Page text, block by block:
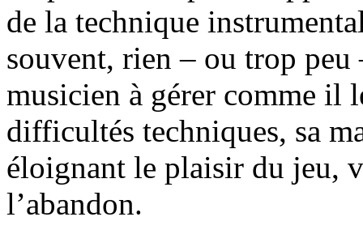
de la technique
souvent, rien – ou trop peu
musicien à gérer comme il
difficultés techniques, sa
éloignant le plaisir du jeu,
l’abandon.